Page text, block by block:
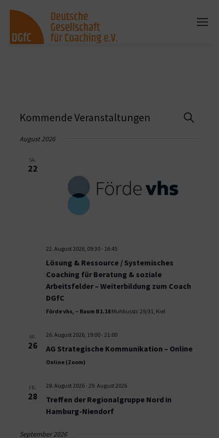
Suche
Kommende Veranstaltungen
August 2026
SA.
22
22. August 2026, 09:30- 16:45
Lösung & Ressource / Systemisches
Coaching für Beratung & soziale
Arbeitsfelder – Weiterbildung zum Coach
DGfC
Förde vhs, – Raum B1.18 Muhliusstr. 29/31, Kiel
MI.
26
26. August 2026, 19:00- 21:00
AG Strategische Kommunikation – Online
Online (Zoom)
FR.
28
28. August 2026- 29. August 2026
Treffen der Regionalgruppe Nord in
Hamburg-Niendorf
September 2026